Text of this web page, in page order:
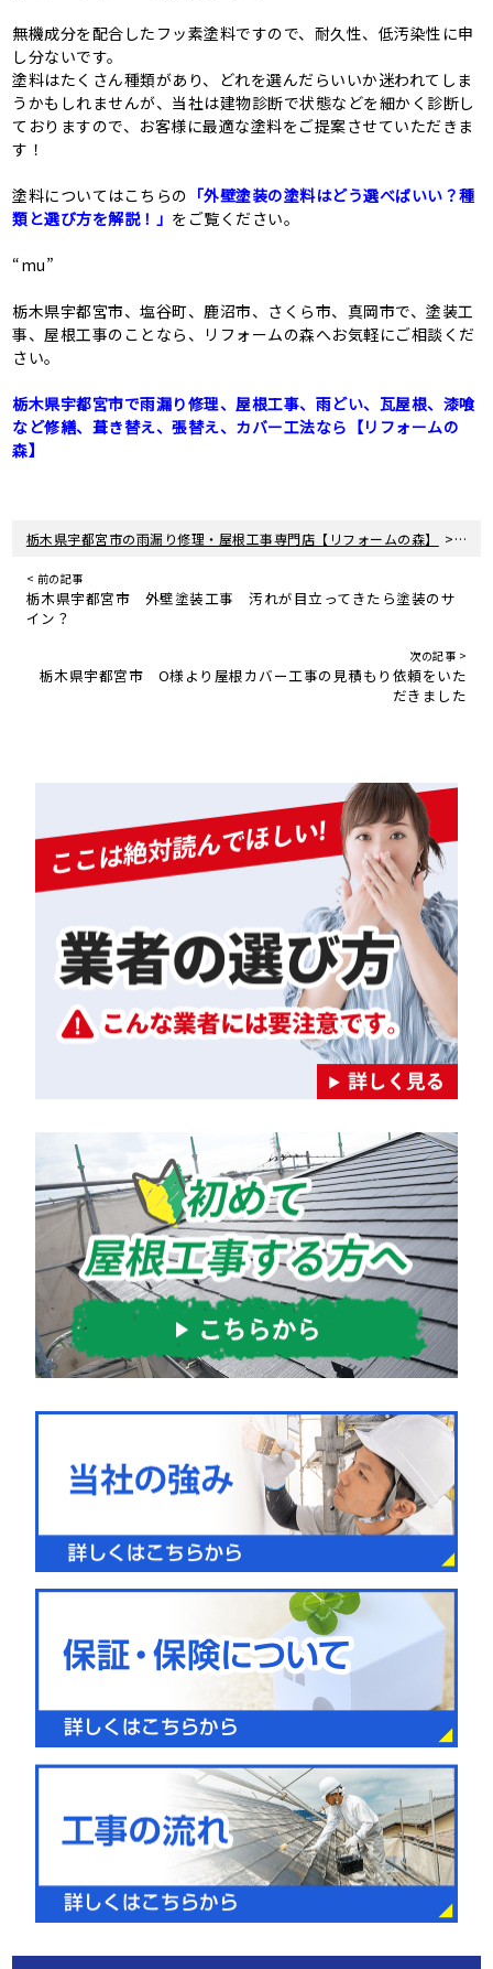
無機成分を配合したフッ素塗料ですので、耐久性、低汚染性に申
し分ないです。
塗料はたくさん種類があり、どれを選んだらいいか迷われてしま
うかもしれませんが、当社は建物診断で状態などを細かく診断し
ておりますので、お客様に最適な塗料をご提案させていただきま
す！
塗料についてはこちらの 「外壁塗装の塗料はどう選べばいい？種
類と選び方を解説！」 をご覧ください。
“mu”
栃木県宇都宮市、塩谷町、鹿沼市、さくら市、真岡市で、塗装工
事、屋根工事のことなら、リフォームの森へお気軽にご相談くだ
さい。
栃木県宇都宮市で雨漏り修理、屋根工事、雨どい、瓦屋根、漆喰
など修繕、葺き替え、張替え、カバー工法なら【リフォームの
森】
栃木県宇都宮市の雨漏り修理・屋根工事専門店【リフォームの森】 > 新着
< 前の記事
栃木県宇都宮市 外壁塗装工事 汚れが目立ってきたら塗装のサ
イン？
次の記事 >
栃木県宇都宮市 O様より屋根カバー工事の見積もり依頼をいた
だきました